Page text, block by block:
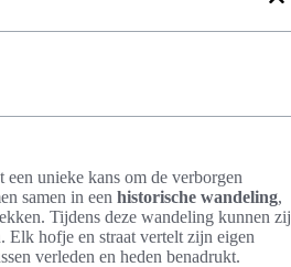
een unieke kans om de verborgen
samen in een historische wandeling,
Tijdens deze wandeling kunnen zij
Elk hofje en straat vertelt zijn eigen
verleden en heden benadrukt.